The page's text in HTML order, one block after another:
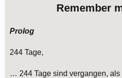
Remember
Prolog
244 Tage,
… 244 Tage sind vergangen,